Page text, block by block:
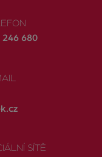
246 680
SÍTĚ